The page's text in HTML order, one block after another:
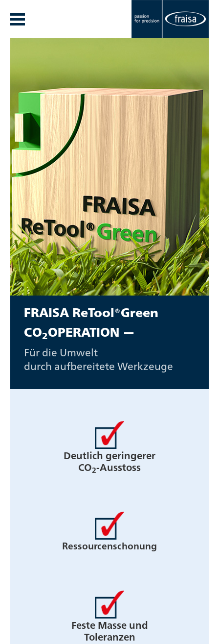
FRAISA ReTool®Green
CO2OPERATION —
Für die Umwelt
durch aufbereitete Werkzeuge
Deutlich geringerer
CO2-Ausstoss
Ressourcenschonung
Feste Masse und
Toleranzen